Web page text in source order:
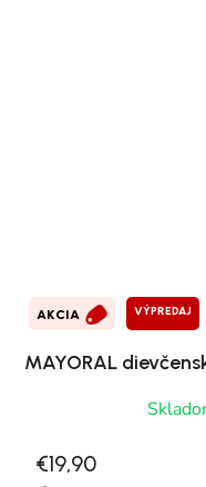
AKCIA VÝPREDAJ
MAYORAL
€19,90